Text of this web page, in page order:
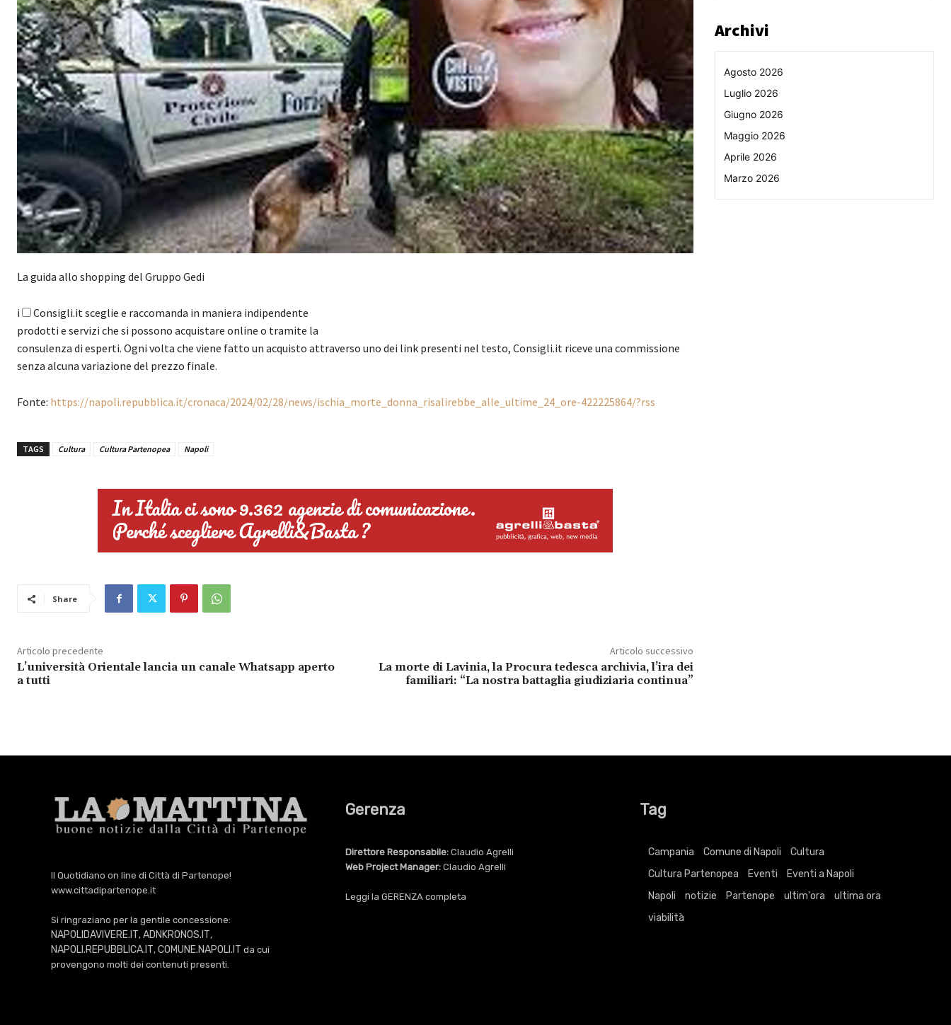
La guida allo shopping del Gruppo Gedi
i
Consigli.it sceglie e raccomanda in maniera indipendente
prodotti e servizi che si possono acquistare online o tramite la
consulenza di esperti. Ogni volta che viene fatto un acquisto attraverso uno dei link presenti nel testo, Consigli.it riceve una commissione
senza alcuna variazione del prezzo finale.
Fonte: https://napoli.repubblica.it/cronaca/2024/02/28/news/ischia_morte_donna_risalirebbe_alle_ultime_24_ore-422225864/?rss
TAGS Cultura Cultura Partenopea Napoli
Share
Articolo precedente
L’università Orientale lancia un canale Whatsapp aperto
a tutti
Articolo successivo
La morte di Lavinia, la Procura tedesca archivia, l’ira dei
familiari: “La nostra battaglia giudiziaria continua”
Archivi
Agosto 2026
Luglio 2026
Giugno 2026
Maggio 2026
Aprile 2026
Marzo 2026
Il Quotidiano on line di Città di Partenope!
www.cittadipartenope.it
Si ringraziano per la gentile concessione:
NAPOLIDAVIVERE.IT, ADNKRONOS.IT,
NAPOLI.REPUBBLICA.IT, COMUNE.NAPOLI.IT da cui
provengono molti dei contenuti presenti.
Gerenza
Direttore Responsabile: Claudio Agrelli
Web Project Manager: Claudio Agrelli
Leggi la GERENZA completa
Tag
Campania Comune di Napoli
Cultura
Cultura Partenopea
Eventi
Eventi a Napoli
Napoli
notizie Partenope ultim'ora
ultima ora
viabilità